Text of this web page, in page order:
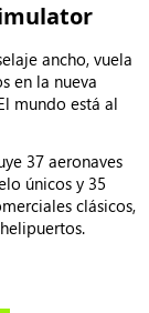
ancho, vuela
en la nueva
mundo está al
37 aeronaves
únicos y 35
clásicos,